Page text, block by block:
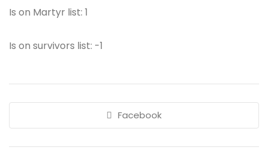
Is on Martyr list: 1
Is on survivors list: -1
Facebook